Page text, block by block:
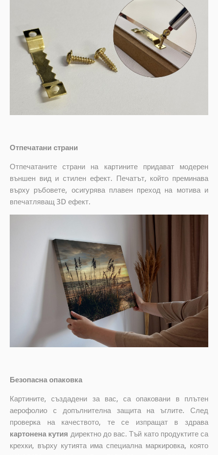
Отпечатани страни
Отпечатаните страни на картините придават модерен
външен вид и стилен ефект. Печатът, който преминава
върху ръбовете, осигурява плавен преход на мотива и
впечатляващ 3D ефект.
Безопасна опаковка
Картините, създадени за вас, са опаковани в плътен
аерофолио с допълнителна защита на ъглите. След
проверка на качеството, те се изпращат в здрава
картонена кутия директно до вас. Тъй като продуктите са
крехки, върху кутията има специална маркировка, която